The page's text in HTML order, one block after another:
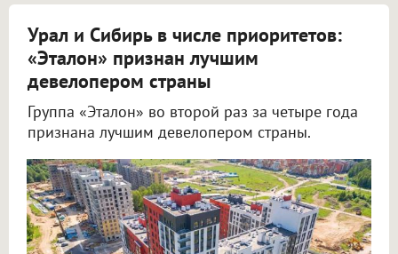
Урал и Сибирь в числе приоритетов:
«Эталон» признан лучшим
девелопером страны
Группа «Эталон» во второй раз за четыре года
признана лучшим девелопером страны.